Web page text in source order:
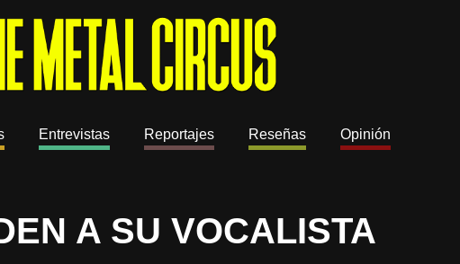
Entrevistas Reportajes Reseñas Opinión
A SU VOCALISTA